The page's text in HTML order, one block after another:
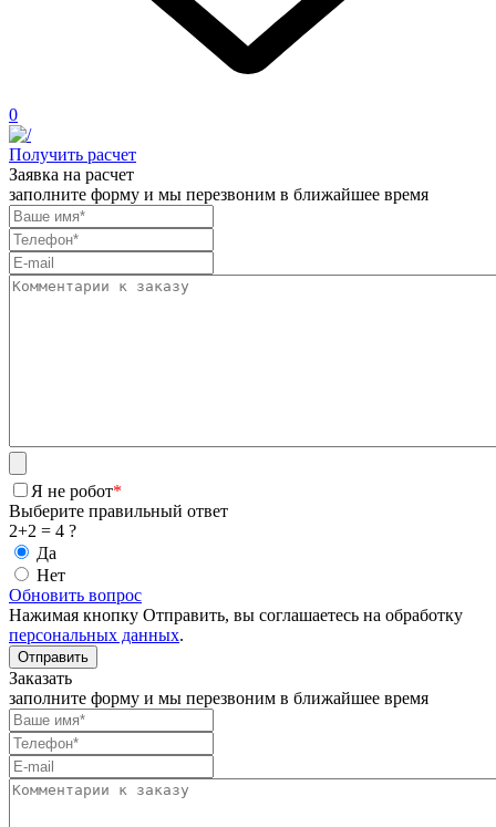
0
Получить расчет
Заявка на расчет
заполните форму и мы перезвоним в ближайшее время
Я не робот*
Выберите правильный ответ
2+2 = 4 ?
Да
Нет
Обновить вопрос
Нажимая кнопку Отправить, вы соглашаетесь на обработку
персональных данных.
Заказать
заполните форму и мы перезвоним в ближайшее время